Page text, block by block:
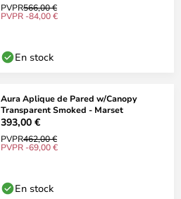
PVPR566,00 €
PVPR -84,00 €
En stock
Aura Aplique de Pared w/Canopy
Transparent Smoked - Marset
393,00 €
PVPR462,00 €
PVPR -69,00 €
En stock